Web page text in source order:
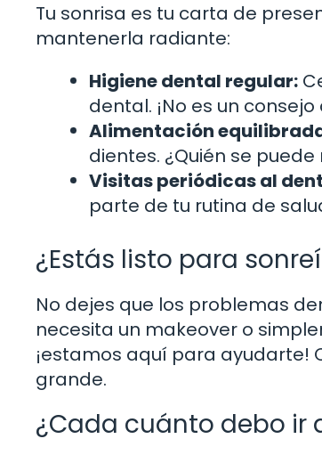
Tu sonrisa es tu carta de
mantenerla radiante:
Higiene dental regular:
dental. ¡No es un
Alimentación
dientes. ¿Quién se
Visitas periódicas al
parte de tu rutina de
¿Estás listo para
No dejes que los problemas
necesita un makeover o
¡estamos aquí para ayudarte!
grande.
¿Cada cuánto debo ir